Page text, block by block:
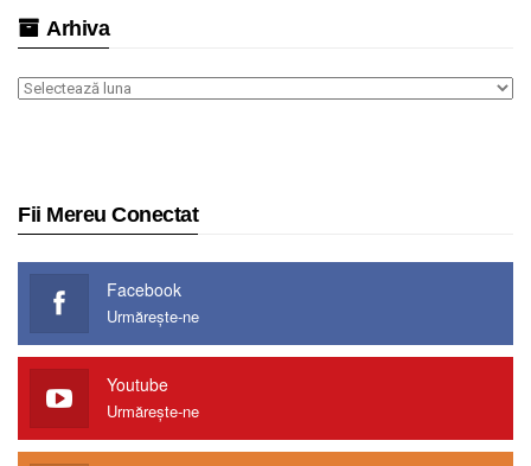
Arhiva
Arhiva
Fii Mereu Conectat
Facebook
Urmărește-ne
Youtube
Urmărește-ne